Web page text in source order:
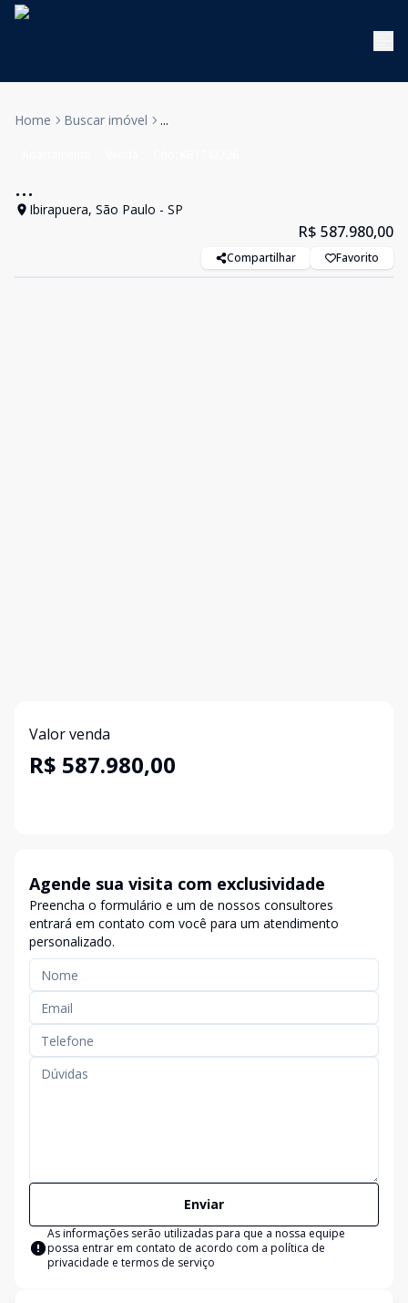
Home Buscar imóvel ...
...
Ibirapuera, São Paulo - SP
R$ 587.980,00
Compartilhar Favorito
Valor venda
R$ 587.980,00
Agende sua visita com exclusividade
Preencha o formulário e um de nossos consultores
entrará em contato com você para um atendimento
personalizado.
Enviar
As informações serão utilizadas para que a nossa equipe
possa entrar em contato de acordo com a política de
privacidade e termos de serviço